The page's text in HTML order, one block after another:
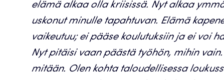
elämä alkaa olla kriisissä. Nyt alkaa
uskonut minulle tapahtuvan. Elämä
vaikeutuu; ei pääse koulutuksiin ja ei voi
Nyt pitäisi vaan päästä työhön, mihin
mitään. Olen kohta taloudellisessa